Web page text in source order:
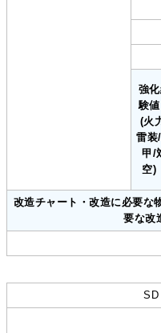
強
験
(火
雷装
甲/
空)
改造チャート・改造に必要
要な改
SD